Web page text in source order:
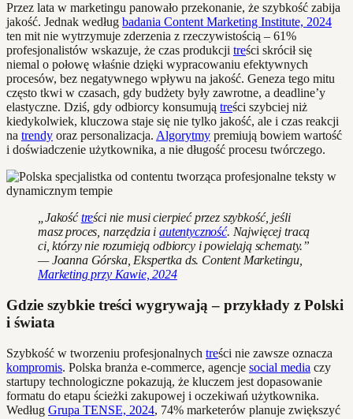
Przez lata w marketingu panowało przekonanie, że szybkość zabija
jakość. Jednak według badania Content Marketing Institute, 2024
ten mit nie wytrzymuje zderzenia z rzeczywistością – 61%
profesjonalistów wskazuje, że czas produkcji treści skrócił się
niemal o połowę właśnie dzięki wypracowaniu efektywnych
procesów, bez negatywnego wpływu na jakość. Geneza tego mitu
często tkwi w czasach, gdy budżety były zawrotne, a deadline’y
elastyczne. Dziś, gdy odbiorcy konsumują treści szybciej niż
kiedykolwiek, kluczowa staje się nie tylko jakość, ale i czas reakcji
na trendy oraz personalizacja. Algorytmy premiują bowiem wartość
i doświadczenie użytkownika, a nie długość procesu twórczego.
„Jakośćtreści nie musi cierpieć przez szybkość, jeśli
masz proces, narzędzia i autentyczność. Najwięcej tracą
ci, którzy nie rozumieją odbiorcy i powielają schematy.”
— Joanna Górska, Ekspertka ds. Content Marketingu,
Marketing przy Kawie, 2024
Gdzie szybkie treści wygrywają – przykłady z Polski
i świata
Szybkość w tworzeniu profesjonalnych treści nie zawsze oznacza
kompromis. Polska branża e-commerce, agencje social media czy
startupy technologiczne pokazują, że kluczem jest dopasowanie
formatu do etapu ścieżki zakupowej i oczekiwań użytkownika.
Według Grupa TENSE, 2024, 74% marketerów planuje zwiększyć